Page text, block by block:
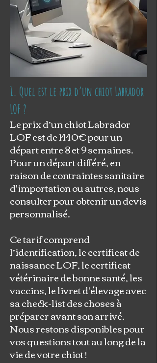
1. Quel est le prix d’un chiot Labrador
LOF ?
Le prix d’un chiot Labrador
LOF est de 1440€ pour un
départ entre 8 et 9 semaines.
Pour un départ différé, en
raison de contraintes sanitaire
d'importation ou autres, nous
consulter pour obtenir un devis
personnalisé.
Ce tarif comprend
l’identification, le certificat de
naissance LOF, le certificat
vétérinaire de bonne santé, les
vaccins, le livret d'élevage avec
sa check-list des choses à
préparer avant son arrivé.
Nous restons disponibles pour
vos questions tout au long de la
vie de votre chiot !